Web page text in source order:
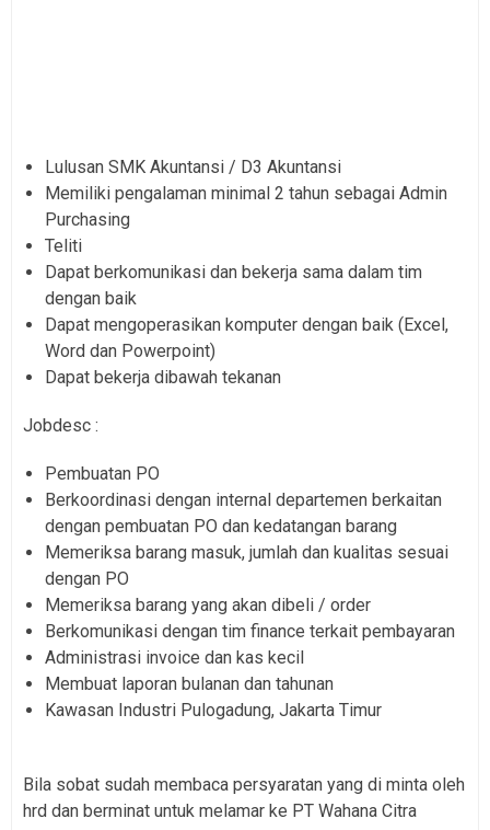
Lulusan SMK Akuntansi / D3 Akuntansi
Memiliki pengalaman minimal 2 tahun sebagai Admin
Purchasing
Teliti
Dapat berkomunikasi dan bekerja sama dalam tim
dengan baik
Dapat mengoperasikan komputer dengan baik (Excel,
Word dan Powerpoint)
Dapat bekerja dibawah tekanan
Jobdesc :
Pembuatan PO
Berkoordinasi dengan internal departemen berkaitan
dengan pembuatan PO dan kedatangan barang
Memeriksa barang masuk, jumlah dan kualitas sesuai
dengan PO
Memeriksa barang yang akan dibeli / order
Berkomunikasi dengan tim finance terkait pembayaran
Administrasi invoice dan kas kecil
Membuat laporan bulanan dan tahunan
Kawasan Industri Pulogadung, Jakarta Timur
Bila sobat sudah membaca persyaratan yang di minta oleh
hrd dan berminat untuk melamar ke PT Wahana Citra